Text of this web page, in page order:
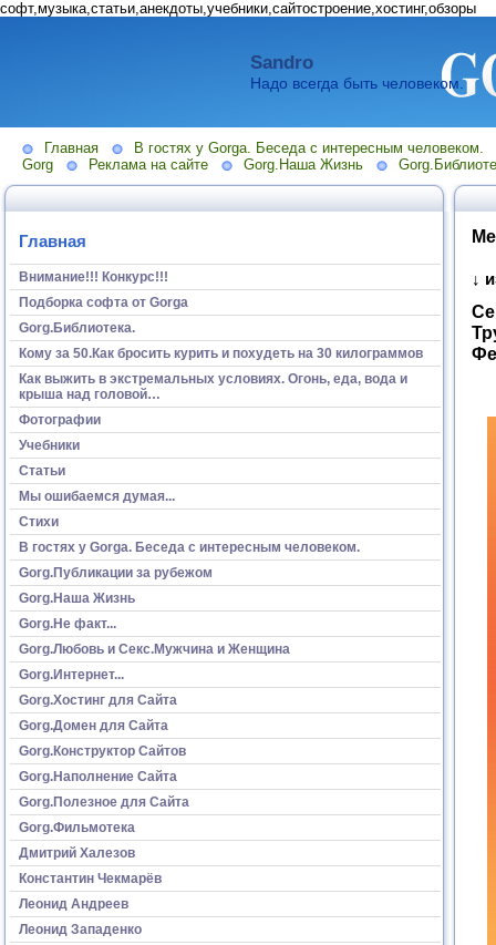
софт,музыка,статьи,анекдоты,учебники,сайтостроение,хостинг,обзоры
Sandro
Надо всегда быть человеком.
Главная
В гостях у Gorga. Беседа с интересным человеком.
Gorg
Реклама на сайте Gorg.Наша Жизнь
Главная
Внимание!!! Конкурс!!!
Подборка софта от Gorga
Gorg.Библиотека.
Кому за 50.Как бросить курить и похудеть на 30 килограммов
Как выжить в экстремальных условиях. Огонь, еда, вода и
крыша над головой…
Фотографии
Учебники
Статьи
Мы ошибаемся думая...
Стихи
В гостях у Gorga. Беседа с интересным человеком.
Gorg.Публикации за рубежом
Gorg.Наша Жизнь
Gorg.Не факт...
Gorg.Любовь и Секс.Мужчина и Женщина
Gorg.Интернет...
Gorg.Хостинг для Сайта
Gorg.Домен для Сайта
Gorg.Конструктор Сайтов
Gorg.Наполнение Сайта
Gorg.Полезное для Сайта
Gorg.Фильмотека
Дмитрий Халезов
Константин Чекмарёв
Леонид Андреев
Леонид Западенко
↓